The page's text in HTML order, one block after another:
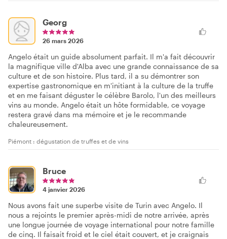
Georg
26 mars 2026
Angelo était un guide absolument parfait. Il m'a fait découvrir
la magnifique ville d'Alba avec une grande connaissance de sa
culture et de son histoire. Plus tard, il a su démontrer son
expertise gastronomique en m'initiant à la culture de la truffe
et en me faisant déguster le célèbre Barolo, l'un des meilleurs
vins au monde. Angelo était un hôte formidable, ce voyage
restera gravé dans ma mémoire et je le recommande
chaleureusement.
Piémont : dégustation de truffes et de vins
Bruce
4 janvier 2026
Nous avons fait une superbe visite de Turin avec Angelo. Il
nous a rejoints le premier après-midi de notre arrivée, après
une longue journée de voyage international pour notre famille
de cinq. Il faisait froid et le ciel était couvert, et je craignais